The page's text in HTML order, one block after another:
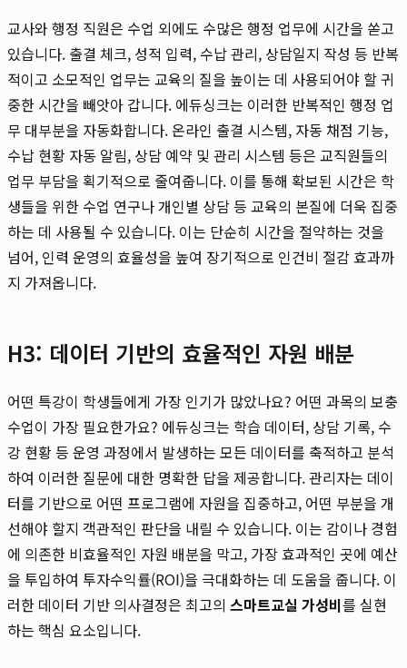
교사와 행정 직원은 수업 외에도 수많은 행정 업무에 시간을 쏟고
있습니다. 출결 체크, 성적 입력, 수납 관리, 상담일지 작성 등 반복
적이고 소모적인 업무는 교육의 질을 높이는 데 사용되어야 할 귀
중한 시간을 빼앗아 갑니다. 에듀싱크는 이러한 반복적인 행정 업
무 대부분을 자동화합니다. 온라인 출결 시스템, 자동 채점 기능,
수납 현황 자동 알림, 상담 예약 및 관리 시스템 등은 교직원들의
업무 부담을 획기적으로 줄여줍니다. 이를 통해 확보된 시간은 학
생들을 위한 수업 연구나 개인별 상담 등 교육의 본질에 더욱 집중
하는 데 사용될 수 있습니다. 이는 단순히 시간을 절약하는 것을
넘어, 인력 운영의 효율성을 높여 장기적으로 인건비 절감 효과까
지 가져옵니다.
H3: 데이터 기반의 효율적인 자원 배분
어떤 특강이 학생들에게 가장 인기가 많았나요? 어떤 과목의 보충
수업이 가장 필요한가요? 에듀싱크는 학습 데이터, 상담 기록, 수
강 현황 등 운영 과정에서 발생하는 모든 데이터를 축적하고 분석
하여 이러한 질문에 대한 명확한 답을 제공합니다. 관리자는 데이
터를 기반으로 어떤 프로그램에 자원을 집중하고, 어떤 부분을 개
선해야 할지 객관적인 판단을 내릴 수 있습니다. 이는 감이나 경험
에 의존한 비효율적인 자원 배분을 막고, 가장 효과적인 곳에 예산
을 투입하여 투자수익률(ROI)을 극대화하는 데 도움을 줍니다. 이
러한 데이터 기반 의사결정은 최고의 스마트교실 가성비를 실현
하는 핵심 요소입니다.